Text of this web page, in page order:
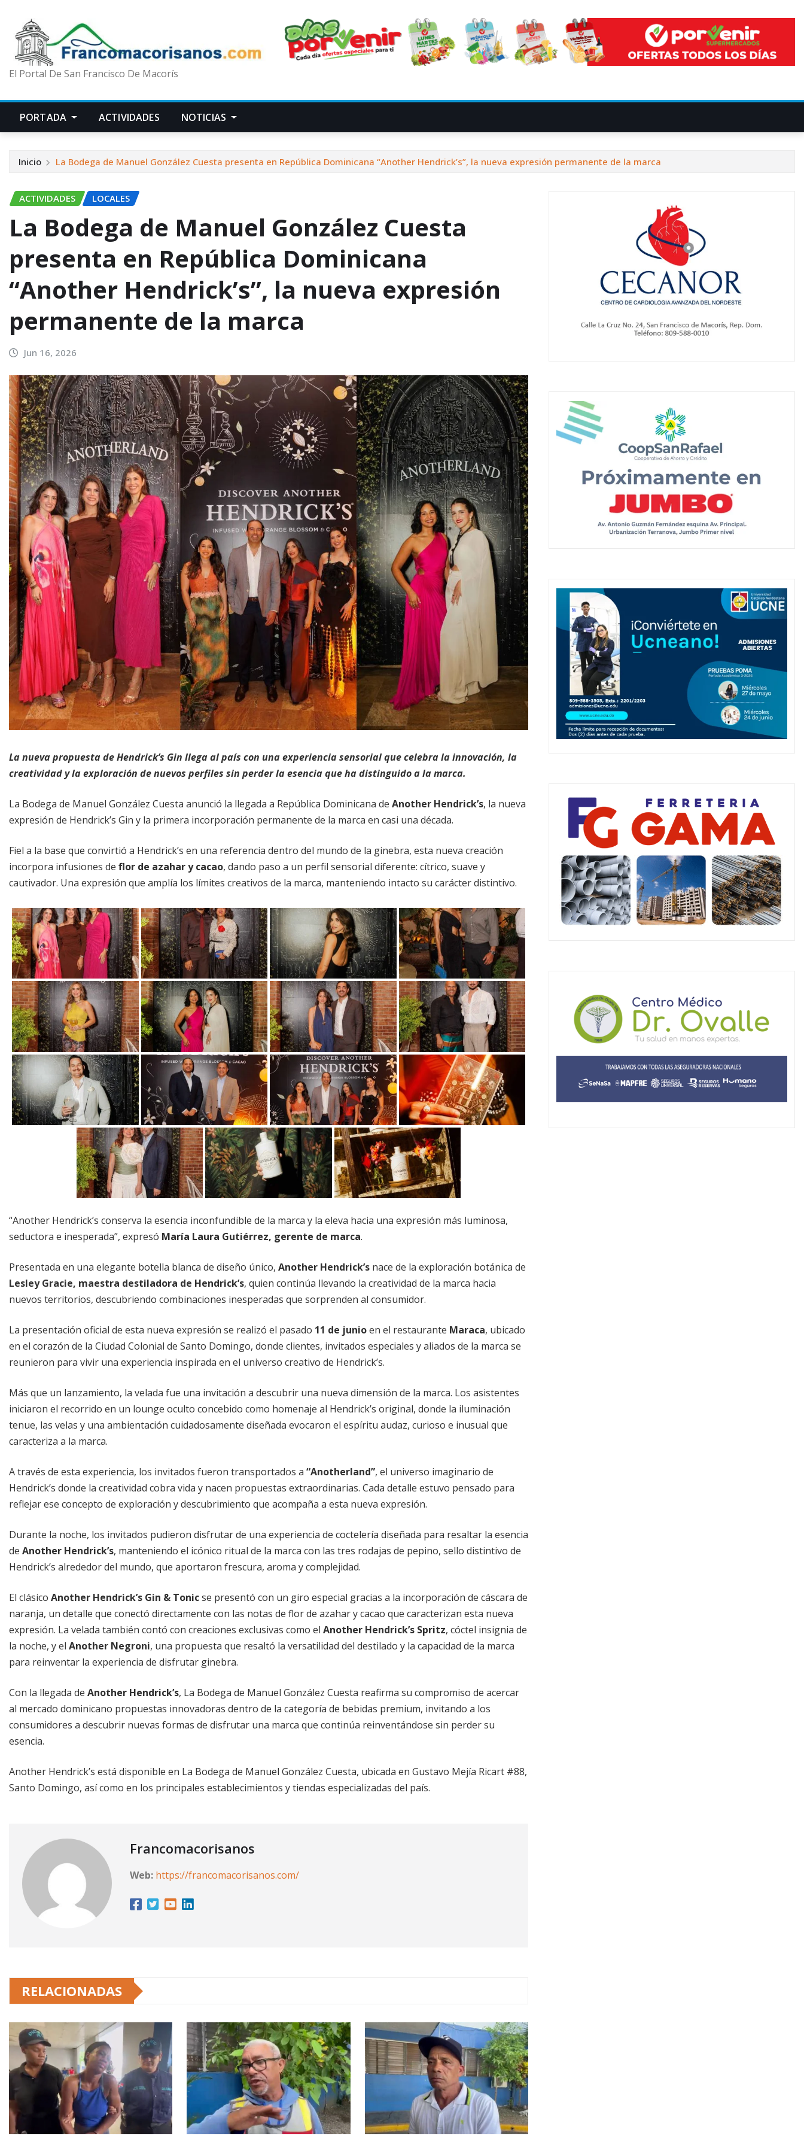
El Portal De San Francisco De Macorís
PORTADA ACTIVIDADES NOTICIAS
Inicio La Bodega de Manuel González Cuesta presenta en República Dominicana “Another Hendrick’s”, la nueva expresión permanente de la marca
ACTIVIDADES LOCALES
La Bodega de Manuel González Cuesta
presenta en República Dominicana
“Another Hendrick’s”, la nueva expresión
permanente de la marca
Jun 16, 2026
La nueva propuesta de Hendrick’s Gin llega al país con una experiencia sensorial que celebra la innovación, la
creatividad y la exploración de nuevos perfiles sin perder la esencia que ha distinguido a la marca.
La Bodega de Manuel González Cuesta anunció la llegada a República Dominicana de Another Hendrick’s, la nueva
expresión de Hendrick’s Gin y la primera incorporación permanente de la marca en casi una década.
Fiel a la base que convirtió a Hendrick’s en una referencia dentro del mundo de la ginebra, esta nueva creación
incorpora infusiones de flor de azahar y cacao, dando paso a un perfil sensorial diferente: cítrico, suave y
cautivador. Una expresión que amplía los límites creativos de la marca, manteniendo intacto su carácter distintivo.
“Another Hendrick’s conserva la esencia inconfundible de la marca y la eleva hacia una expresión más luminosa,
seductora e inesperada”, expresó María Laura Gutiérrez, gerente de marca.
Presentada en una elegante botella blanca de diseño único, Another Hendrick’s nace de la exploración botánica de
Lesley Gracie, maestra destiladora de Hendrick’s, quien continúa llevando la creatividad de la marca hacia
nuevos territorios, descubriendo combinaciones inesperadas que sorprenden al consumidor.
La presentación oficial de esta nueva expresión se realizó el pasado 11 de junioen el restaurante Maraca, ubicado
en el corazón de la Ciudad Colonial de Santo Domingo, donde clientes, invitados especiales y aliados de la marca se
reunieron para vivir una experiencia inspirada en el universo creativo de Hendrick’s.
Más que un lanzamiento, la velada fue una invitación a descubrir una nueva dimensión de la marca. Los asistentes
iniciaron el recorrido en un lounge oculto concebido como homenaje al Hendrick’s original, donde la iluminación
tenue, las velas y una ambientación cuidadosamente diseñada evocaron el espíritu audaz, curioso e inusual que
caracteriza a la marca.
A través de esta experiencia, los invitados fueron transportados a “Anotherland”, el universo imaginario de
Hendrick’s donde la creatividad cobra vida y nacen propuestas extraordinarias. Cada detalle estuvo pensado para
reflejar ese concepto de exploración y descubrimiento que acompaña a esta nueva expresión.
Durante la noche, los invitados pudieron disfrutar de una experiencia de coctelería diseñada para resaltar la esencia
de Another Hendrick’s, manteniendo el icónico ritual de la marca con las tres rodajas de pepino, sello distintivo de
Hendrick’s alrededor del mundo, que aportaron frescura, aroma y complejidad.
El clásico Another Hendrick’s Gin & Tonicse presentó con un giro especial gracias a la incorporación de cáscara de
naranja, un detalle que conectó directamente con las notas de flor de azahar y cacao que caracterizan esta nueva
expresión. La velada también contó con creaciones exclusivas como el Another Hendrick’s Spritz, cóctel insignia de
la noche, y el Another Negroni, una propuesta que resaltó la versatilidad del destilado y la capacidad de la marca
para reinventar la experiencia de disfrutar ginebra.
Con la llegada de Another Hendrick’s, La Bodega de Manuel González Cuesta reafirma su compromiso de acercar
al mercado dominicano propuestas innovadoras dentro de la categoría de bebidas premium, invitando a los
consumidores a descubrir nuevas formas de disfrutar una marca que continúa reinventándose sin perder su
esencia.
Another Hendrick’s está disponible en La Bodega de Manuel González Cuesta, ubicada en Gustavo Mejía Ricart #88,
Santo Domingo, así como en los principales establecimientos y tiendas especializadas del país.
Francomacorisanos
Web: https://francomacorisanos.com/
RELACIONADAS